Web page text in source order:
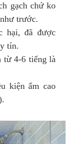
gạch chứ ko
trước.
hại, đã được
tín.
từ 4-6 tiếng là
kiện ẩm cao